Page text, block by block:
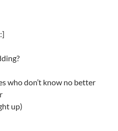
who don’t know no better
up)